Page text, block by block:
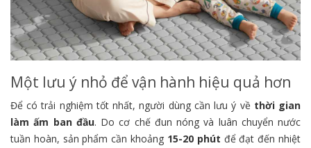
Một lưu ý nhỏ để vận hành hiệu quả hơn
Để có trải nghiệm tốt nhất, người dùng cần lưu ý về thời gian
làm ấm ban đầu. Do cơ chế đun nóng và luân chuyển nước
tuần hoàn, sản phẩm cần khoảng 15-20 phút để đạt đến nhiệt